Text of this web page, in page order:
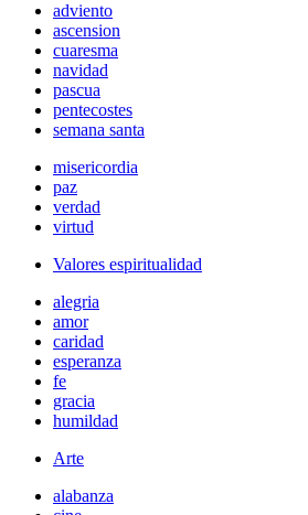
adviento
ascension
cuaresma
navidad
pascua
pentecostes
semana santa
misericordia
paz
verdad
virtud
Valores espiritualidad
alegria
amor
caridad
esperanza
fe
gracia
humildad
Arte
alabanza